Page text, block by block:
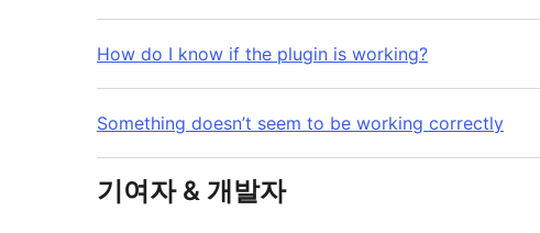
How do I know if the plugin is working?
Something doesn’t seem to be working correctly
기여자 & 개발자